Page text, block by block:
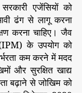
एजेंसियों को
ढंग से लागू करना
करना चाहिए। जैव
के उपयोग को
कम करने में मदद
और सुरक्षित खाद्य
बढ़ाने से जोखिम को